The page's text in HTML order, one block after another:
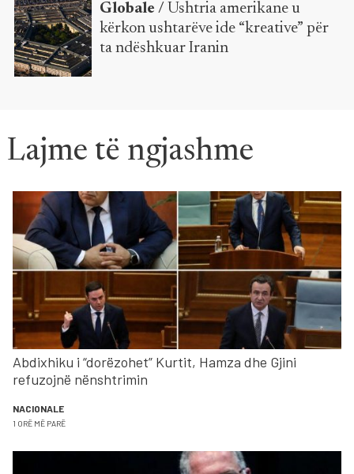
Globale / Ushtria amerikane u
kërkon ushtarëve ide “kreative” për
ta ndëshkuar Iranin
Lajme të ngjashme
Abdixhiku i “dorëzohet” Kurtit, Hamza dhe Gjini
refuzojnë nënshtrimin
NACIONALE
1 ORË MË PARË